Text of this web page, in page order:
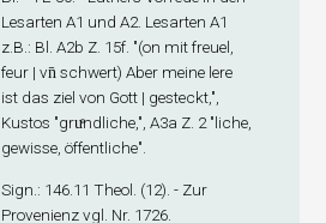
Lesarten A1 und A2. Lesarten A1
z.B.: Bl. A2b Z. 15f. "(on mit freuel,
feur | vn̄ schwert) Aber meine lere
ist das ziel von Gott | gesteckt,",
Kustos "gruͤndliche,", A3a Z. 2 "liche,
gewisse, öffentliche".
Sign .: 146.11 Theol. (12). - Zur
Provenienz vgl. Nr. 1726.